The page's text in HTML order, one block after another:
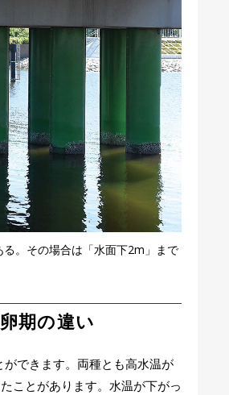
。その場合は「水面下2m」まで
期の違い
できます。両種とも高水温が
ことがあります。水温が下がっ